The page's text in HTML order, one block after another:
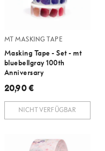
MT MASKING TAPE
Masking Tape - Set - mt
bluebellgray 100th
Anniversary
20,90 €
NICHT VERFÜGBAR